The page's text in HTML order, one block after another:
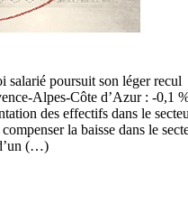
salarié poursuit son léger recul
Alpes-Côte d’Azur : -0,1
des effectifs dans le
la baisse dans le
(…)